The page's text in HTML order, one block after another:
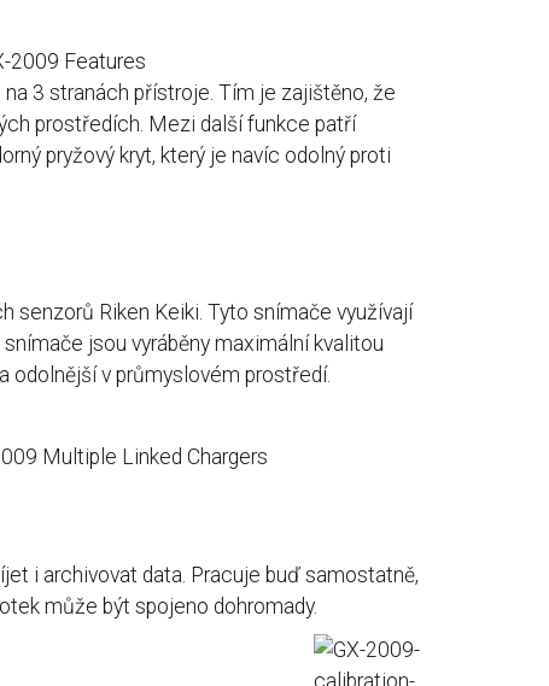
3 stranách přístroje. Tím je zajištěno, že
prostředích. Mezi další funkce patří
pryžový kryt, který je navíc odolný proti
senzorů Riken Keiki. Tyto snímače využívají
jsou vyráběny maximální kvalitou
odolnější v průmyslovém prostředí.
i archivovat data. Pracuje buď samostatně,
může být spojeno dohromady.